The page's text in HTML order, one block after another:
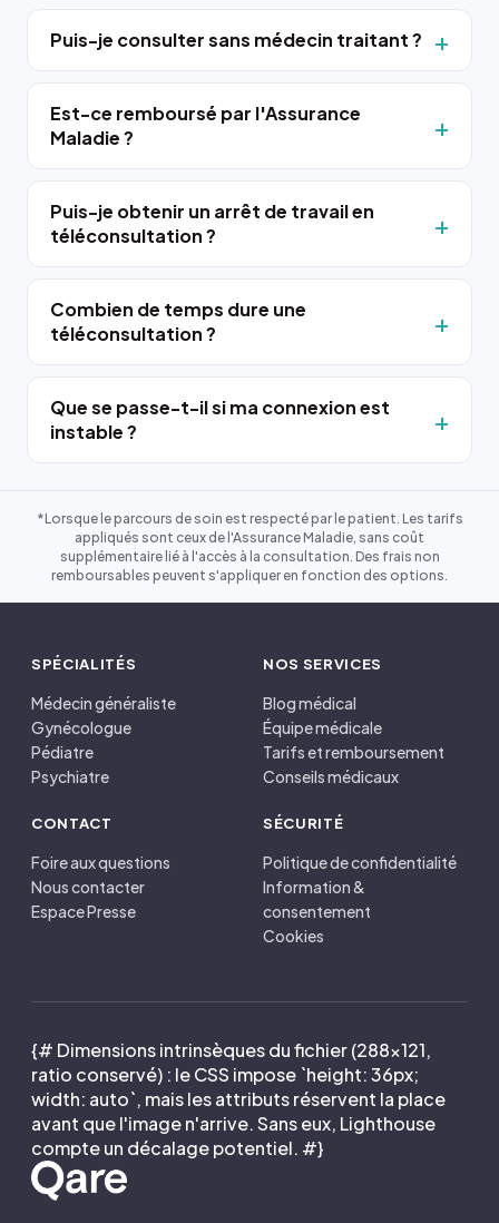
Puis-je consulter sans médecin traitant ?
Est-ce remboursé par l'Assurance
Maladie ?
Puis-je obtenir un arrêt de travail en
téléconsultation ?
Combien de temps dure une
téléconsultation ?
Que se passe-t-il si ma connexion est
instable ?
*Lorsque le parcours de soin est respecté par le patient. Les tarifs
appliqués sont ceux de l'Assurance Maladie, sans coût
supplémentaire lié à l'accès à la consultation. Des frais non
remboursables peuvent s'appliquer en fonction des options.
SPÉCIALITÉS
Médecin généraliste
Gynécologue
Pédiatre
Psychiatre
NOS SERVICES
Blog médical
Équipe médicale
Tarifs et remboursement
Conseils médicaux
CONTACT
Foire aux questions
Nous contacter
Espace Presse
SÉCURITÉ
Politique de confidentialité
Information &
consentement
Cookies
{# Dimensions intrinsèques du fichier (288×121,
ratio conservé) : le CSS impose `height: 36px;
width: auto`, mais les attributs réservent la place
avant que l'image n'arrive. Sans eux, Lighthouse
compte un décalage potentiel. #}